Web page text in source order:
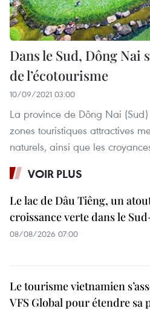
Dans le Sud, Dông Nai
de l’écotourisme
10/09/2021 03:00
La province de Dông Nai
zones touristiques attractives
naturels, ainsi que les
VOIR PLUS
Le lac de Dâu Tiêng, un
croissance verte dans le
08/08/2026 07:00
Le tourisme vietnamien
VFS Global pour étendre sa